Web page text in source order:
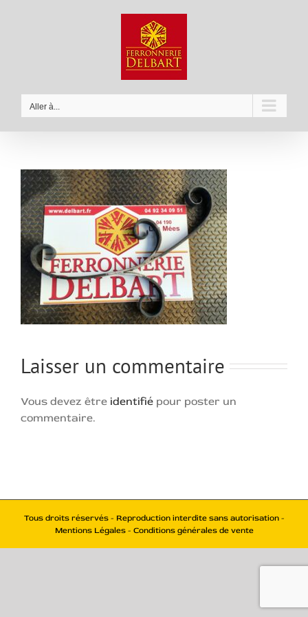
Aller à...
Laisser un commentaire
Vous devez être identifié pour poster un
commentaire.
Tous droits réservés - Reproduction interdite sans autorisation -
Mentions Légales - Conditions générales de vente